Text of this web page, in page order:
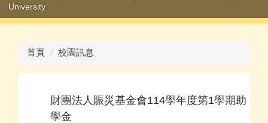
University
首頁 校園訊息
財團法人賑災基金會114學年度第1學期助
學金